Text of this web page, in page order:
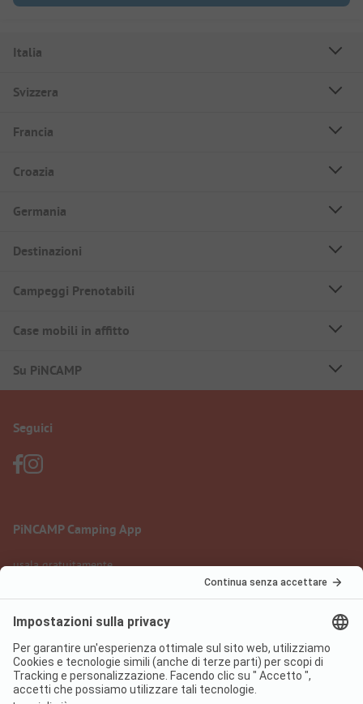
Italia
Svizzera
Francia
Croazia
Germania
Destinazioni
Campeggi Prenotabili
Case mobili in affitto
Su PiNCAMP
Seguici
PiNCAMP Camping App
usala gratuitamente
Informazione legale
Protezione dati
Condizioni d'uso
Regolamento sui servizi digitali